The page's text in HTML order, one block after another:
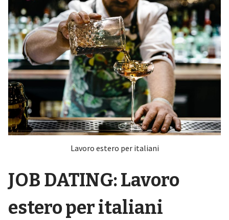
Lavoro estero per italiani
JOB DATING: Lavoro
estero per italiani